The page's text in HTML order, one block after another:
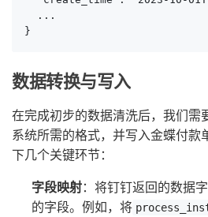
  ...
}
数据转换与写入
在完成初步的数据清洗后，我们需
系统所需的格式，并写入金蝶付款
下几个关键环节：
字段映射：将钉钉返回的数据
的字段。例如，将